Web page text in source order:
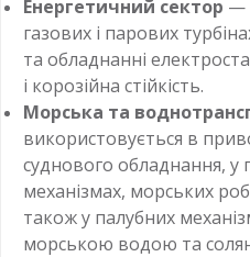
Енергетичний сектор —
газових і парових
та обладнанні
і корозійна стійкість.
Морська та
використовується в
суднового обладнання, у
механізмах, морських
також у палубних
морською водою та